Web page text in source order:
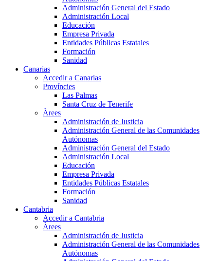
Administración General del Estado
Administración Local
Educación
Empresa Privada
Entidades Públicas Estatales
Formación
Sanidad
Canarias
Accedir a Canarias
Províncies
Las Palmas
Santa Cruz de Tenerife
Àrees
Administración de Justicia
Administración General de las Comunidades
Autónomas
Administración General del Estado
Administración Local
Educación
Empresa Privada
Entidades Públicas Estatales
Formación
Sanidad
Cantabria
Accedir a Cantabria
Àrees
Administración de Justicia
Administración General de las Comunidades
Autónomas